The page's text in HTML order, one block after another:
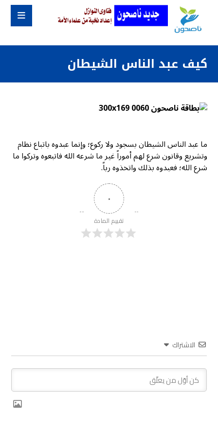
كيف عبد الناس الشيطان
ما عبد الناس الشيطان بسجود ولا ركوع؛ وإنما عبدوه باتباع نظام
وتشريع وقانون شرع لهم أموراً غير ما شرعه الله فاتبعوه وتركوا ما
شرع الله؛ فعبدوه بذلك واتخذوه رباً.
٠
تقييم المادة
الاشتراك